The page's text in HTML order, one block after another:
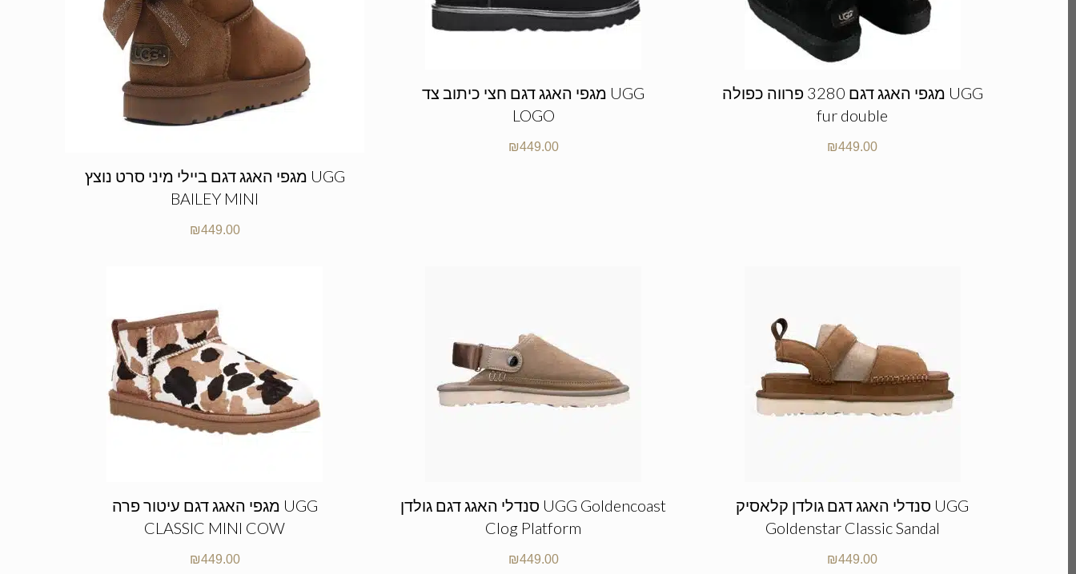
מגפי האגג דגם ביילי מיני סרט נוצץ UGG
BAILEY MINI
₪449.00
מגפי האגג דגם חצי כיתוב צד UGG
LOGO
₪449.00
מגפי האגג דגם 3280 פרווה כפולה UGG
fur double
₪449.00
מגפי האגג דגם עיטור פרה UGG
CLASSIC MINI COW
₪449.00
סנדלי האגג דגם גולדן UGG Goldencoast
Clog Platform
₪449.00
סנדלי האגג דגם גולדן קלאסיק UGG
Goldenstar Classic Sandal
₪449.00